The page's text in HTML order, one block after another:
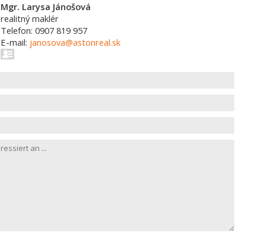
Mgr. Larysa Jánošová
realitný maklér
Telefon: 0907 819 957
E-mail: janosova@astonreal.sk